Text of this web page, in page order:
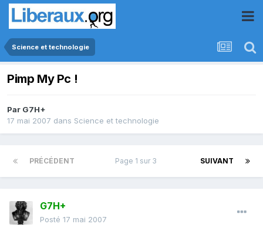
Science et technologie
Pimp My Pc !
Par G7H+
17 mai 2007 dans Science et technologie
PRÉCÉDENT SUIVANT
Page 1 sur 3
G7H+
Posté 17 mai 2007